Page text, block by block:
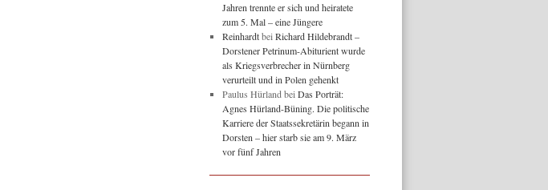
Jahren trennte er sich und heiratete
zum 5. Mal – eine Jüngere
Reinhardtbei Richard Hildebrandt –
Dorstener Petrinum-Abiturient wurde
als Kriegsverbrecher in Nürnberg
verurteilt und in Polen gehenkt
Paulus Hürland bei Das Porträt:
Agnes Hürland-Büning. Die politische
Karriere der Staatssekretärin begann in
Dorsten – hier starb sie am 9. März
vor fünf Jahren